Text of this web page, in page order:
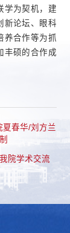
学为契机，建
新论坛、眼科
养合作等为抓
丰硕的合作成
夏春华/刘方兰
院学术交流